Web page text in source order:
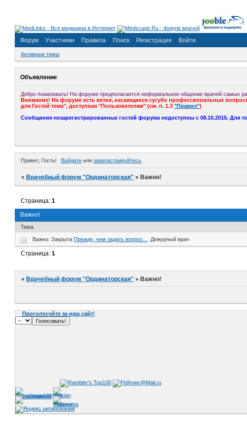
Форум Участники Правила Поиск Регистрация Войти
Активные темы
Объявление
Добро пожаловать! На форуме предполагается неформальное общение врачей самых
Внимание! На форуме есть ветки, касающиеся сугубо профессиональных
для Гостей тема", доступная "Пользователям" (см. п. 1.3 "Правил")
Сообщения незарегистрированных гостей форума недоступны с 08.10.2015. Для
Привет, Гость! Войдитеили зарегистрируйтесь.
» Врачебный форум "Ординаторская" » Важно!
Важно!
Страница:1
Тема
Важно: ЗакрытаПрежде, чем задать вопрос... Дежурный врач
Страница:1
» Врачебный форум "Ординаторская" » Важно!
Проголосуйте за наш сайт!